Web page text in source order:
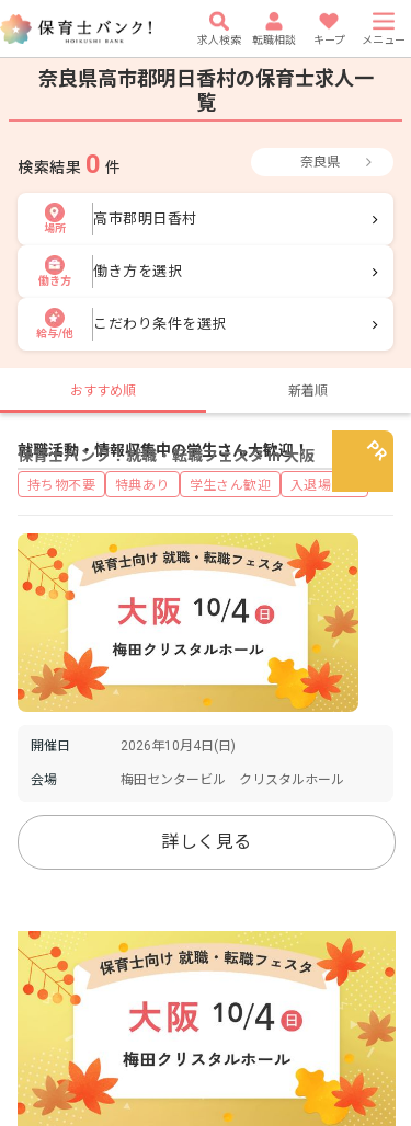
求人検索 転職相談 キープ メニュー
奈良県高市郡明日香村の保育士求人一
覧
検索結果 0 件 奈良県
場所
高市郡明日香村
働き方
働き方を選択
給与/他
こだわり条件を選択
おすすめ順 新着順
保育士バンク！就職・転職フェスタ in 大阪
就職活動・情報収集中の学生さん大歓迎！
持ち物不要 特典あり 学生さん歓迎 入退場自由
開催日 2026年10月4日(日)
会場 梅田センタービル クリスタルホール
詳しく見る